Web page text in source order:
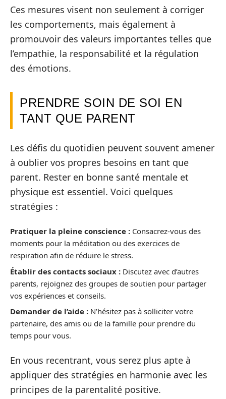
Ces mesures visent non seulement à corriger
les comportements, mais également à
promouvoir des valeurs importantes telles que
l’empathie, la responsabilité et la régulation
des émotions.
PRENDRE SOIN DE SOI EN
TANT QUE PARENT
Les défis du quotidien peuvent souvent amener
à oublier vos propres besoins en tant que
parent. Rester en bonne santé mentale et
physique est essentiel. Voici quelques
stratégies :
Pratiquer la pleine conscience : Consacrez-vous des
moments pour la méditation ou des exercices de
respiration afin de réduire le stress.
Établir des contacts sociaux : Discutez avec d’autres
parents, rejoignez des groupes de soutien pour partager
vos expériences et conseils.
Demander de l’aide : N’hésitez pas à solliciter votre
partenaire, des amis ou de la famille pour prendre du
temps pour vous.
En vous recentrant, vous serez plus apte à
appliquer des stratégies en harmonie avec les
principes de la parentalité positive.